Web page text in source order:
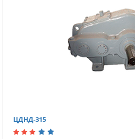
ЦДНД-315